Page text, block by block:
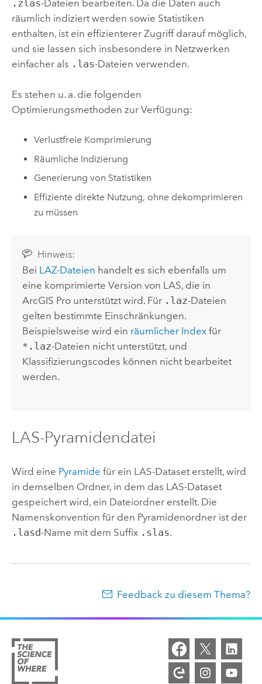
.zlas-Dateien bearbeiten. Da die Daten auch
räumlich indiziert werden sowie Statistiken
enthalten, ist ein effizienterer Zugriff darauf möglich,
und sie lassen sich insbesondere in Netzwerken
einfacher als .las-Dateien verwenden.
Es stehen u. a. die folgenden
Optimierungsmethoden zur Verfügung:
Verlustfreie Komprimierung
Räumliche Indizierung
Generierung von Statistiken
Effiziente direkte Nutzung, ohne dekomprimieren
zu müssen
Hinweis:
Bei LAZ-Dateien handelt es sich ebenfalls um
eine komprimierte Version von LAS, die in
ArcGIS Pro unterstützt wird. Für .laz-Dateien
gelten bestimmte Einschränkungen.
Beispielsweise wird ein räumlicher Index für
*.laz-Dateien nicht unterstützt, und
Klassifizierungscodes können nicht bearbeitet
werden.
LAS-Pyramidendatei
Wird eine Pyramide für ein LAS-Dataset erstellt, wird
in demselben Ordner, in dem das LAS-Dataset
gespeichert wird, ein Dateiordner erstellt. Die
Namenskonvention für den Pyramidenordner ist der
.lasd-Name mit dem Suffix .slas.
Feedback zu diesem Thema?